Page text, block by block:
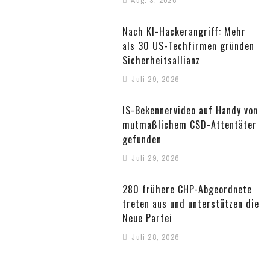
Nach KI-Hackerangriff: Mehr
als 30 US-Techfirmen gründen
Sicherheitsallianz
Juli 29, 2026
IS-Bekennervideo auf Handy von
mutmaßlichem CSD-Attentäter
gefunden
Juli 29, 2026
280 frühere CHP-Abgeordnete
treten aus und unterstützen die
Neue Partei
Juli 28, 2026